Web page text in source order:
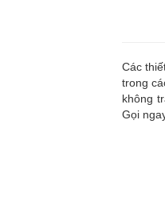
Các
trong
không
Gọi